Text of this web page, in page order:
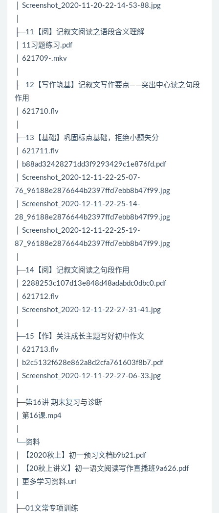
│ Screenshot_2020-11-20-22-14-53-88.jpg
├─11【阅】记叙文阅读之语段含义理解
│ 11习题练习.pdf
│ 621709-.mkv
├─12【写作筑基】记叙文写作要点——突出中心读之句段
作用
│ 621710.flv
├─13【基础】巩固标点基础，拒绝小题失分
│ 621711.flv
│ b88ad32428271dd3f9293429c1e876fd.pdf
│ Screenshot_2020-12-11-22-25-07-
76_96188e2876644b2397ffd7ebb8b47f99.jpg
│ Screenshot_2020-12-11-22-25-14-
28_96188e2876644b2397ffd7ebb8b47f99.jpg
│ Screenshot_2020-12-11-22-25-19-
87_96188e2876644b2397ffd7ebb8b47f99.jpg
├─14【阅】记叙文阅读之句段作用
│ 2288253c107d13e848d48adabdc0dbc0.pdf
│ 621712.flv
│ Screenshot_2020-12-11-22-27-31-41.jpg
├─15【作】关注成长主题写好初中作文
│ 621713.flv
│ b2c5132f628e862a8d2cfa761603f8b7.pdf
│ Screenshot_2020-12-11-22-27-06-33.jpg
├─第16讲 期末复习与诊断
│ 第16课.mp4
└─资料
│ 【2020秋上】初一预习文档b9b21.pdf
│ 【20秋上讲义】初一语文阅读写作直播班9a626.pdf
│ 更多学习资料.url
├─01文常专项训练